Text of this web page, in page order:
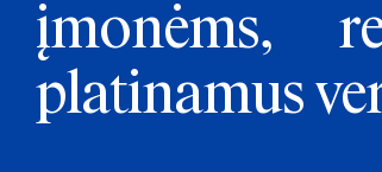
įmonėms,
platinamus